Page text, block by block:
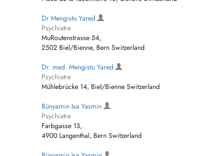
Dr Mengistu Yared
Psychiatre
MuRoutenstrasse 54,
2502 Biel/Bienne, Bern Switzerland
Dr. med. Mengistu Yared
Psychiatre
Mühlebrücke 14, Biel/Bienne Switzerland
Bünyamin Isa Yasmin
Psychiatre
Farbgasse 13,
4900 Langenthal, Bern Switzerland